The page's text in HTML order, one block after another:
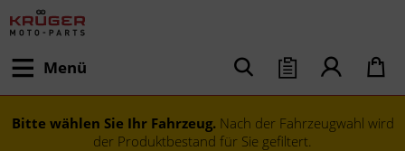
Menü
Bitte wählen Sie Ihr Fahrzeug. Nach der Fahrzeugwahl wird
der Produktbestand für Sie gefiltert.